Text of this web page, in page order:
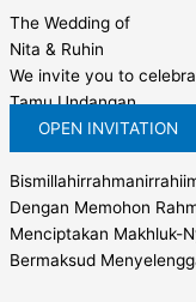
The Wedding of
Nita & Ruhin
We invite you to
Tamu Undangan
OPEN INVITATION
Dengan Memohon
Menciptakan Makhluk-
Bermaksud